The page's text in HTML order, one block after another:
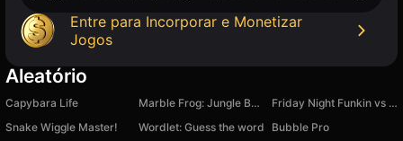
Entre para Incorporar e Monetizar
Jogos
Aleatório
Capybara Life Marble Frog: Jungle Ball Blast
Friday Night Funkin vs Nonsense
Snake Wiggle Master!
Wordlet: Guess the word
Bubble Pro